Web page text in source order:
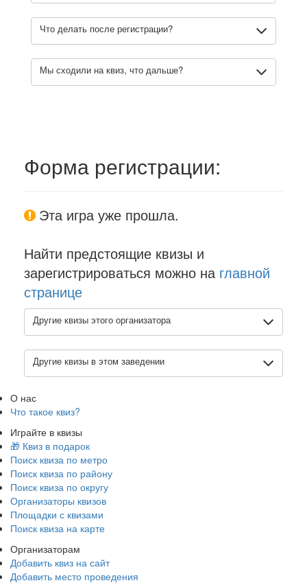
Что делать после регистрации?
Мы сходили на квиз, что дальше?
Форма регистрации:
Эта игра уже прошла.
Найти предстоящие квизы и
зарегистрироваться можно на главной
странице
Другие квизы этого организатора
Другие квизы в этом заведении
О нас
Что такое квиз?
Играйте в квизы
🎁 Квиз в подарок
Поиск квиза по метро
Поиск квиза по району
Поиск квиза по округу
Организаторы квизов
Площадки с квизами
Поиск квиза на карте
Организаторам
Добавить квиз на сайт
Добавить место проведения